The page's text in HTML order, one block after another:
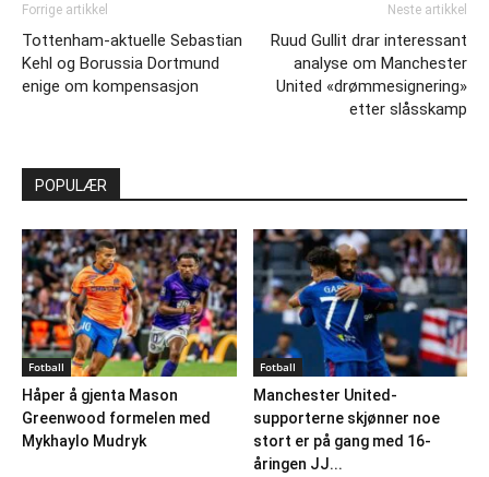
Forrige artikkel
Tottenham-aktuelle Sebastian
Kehl og Borussia Dortmund
enige om kompensasjon
Neste artikkel
Ruud Gullit drar interessant
analyse om Manchester
United «drømmesignering»
etter slåsskamp
POPULÆR
Fotball
Håper å gjenta Mason
Greenwood formelen med
Mykhaylo Mudryk
Fotball
Manchester United-
supporterne skjønner noe
stort er på gang med 16-
åringen JJ...